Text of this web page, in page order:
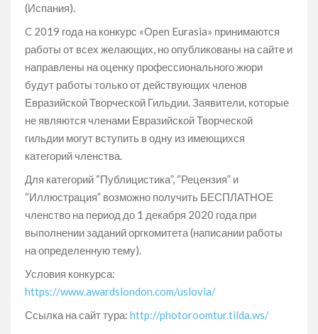
(Испания).
C 2019 года на конкурс «Open Eurasia» принимаются
работы от всех желающих, но опубликованы на сайте и
направлены на оценку профессионального жюри
будут работы только от действующих членов
Евразийской Творческой Гильдии. Заявители, которые
не являются членами Евразийской Творческой
гильдии могут вступить в одну из имеющихся
категорий членства.
Для категорий “Публицистика”, “Рецензия” и
“Иллюстрация” возможно получить БЕСПЛАТНОЕ
членство на период до 1 декабря 2020 года при
выполнении заданий оргкомитета (написании работы
на определенную тему).
Условия конкурса:
https://www.awardslondon.com/uslovia/
Ссылка на сайт тура: http://photoroomtur.tilda.ws/